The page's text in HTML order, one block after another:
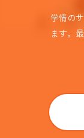
学情の
ます。